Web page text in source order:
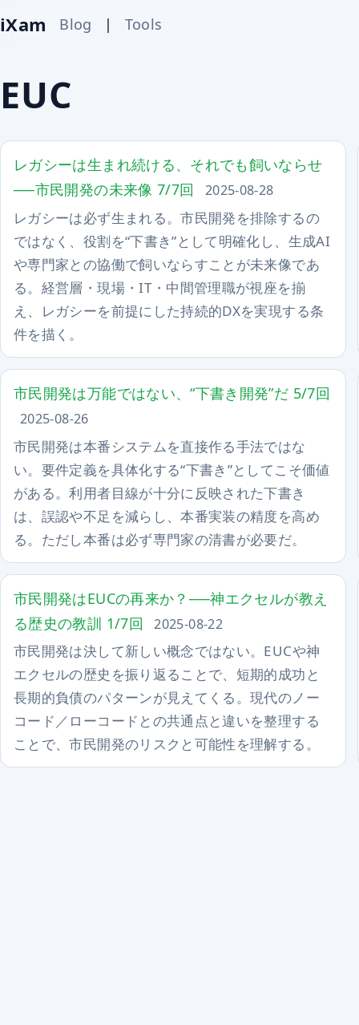
iXam Blog | Tools
EUC
レガシーは生まれ続ける、それでも飼いならせ
──市民開発の未来像 7/7回
2025-08-28
レガシーは必ず生まれる。市民開発を排除するの
ではなく、役割を“下書き”として明確化し、生成AI
や専門家との協働で飼いならすことが未来像であ
る。経営層・現場・IT・中間管理職が視座を揃
え、レガシーを前提にした持続的DXを実現する条
件を描く。
市民開発は万能ではない、“下書き開発”だ 5/7回
2025-08-26
市民開発は本番システムを直接作る手法ではな
い。要件定義を具体化する“下書き”としてこそ価値
がある。利用者目線が十分に反映された下書き
は、誤認や不足を減らし、本番実装の精度を高め
る。ただし本番は必ず専門家の清書が必要だ。
市民開発はEUCの再来か？──神エクセルが教え
る歴史の教訓 1/7回
2025-08-22
市民開発は決して新しい概念ではない。EUCや神
エクセルの歴史を振り返ることで、短期的成功と
長期的負債のパターンが見えてくる。現代のノー
コード／ローコードとの共通点と違いを整理する
ことで、市民開発のリスクと可能性を理解する。